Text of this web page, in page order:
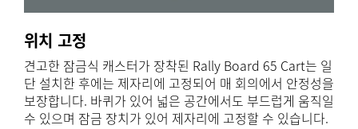
위치 고정
견고한 잠금식 캐스터가 장착된 Rally Board 65 Cart는 일
단 설치한 후에는 제자리에 고정되어 매 회의에서 안정성을
보장합니다. 바퀴가 있어 넓은 공간에서도 부드럽게 움직일
수 있으며 잠금 장치가 있어 제자리에 고정할 수 있습니다.